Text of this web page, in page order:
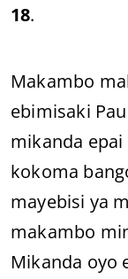
18.
Makambo
ebimisaki
mikanda
kokoma
mayebisi ya
makambo
Mikanda oyo